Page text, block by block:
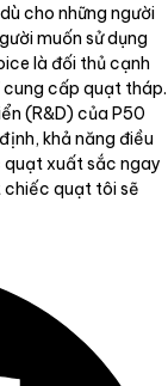
cho những người
muốn sử dụng
là đối thủ cạnh
cung cấp quạt tháp.
(R&D) của P50
khả năng điều
quạt xuất sắc ngay
chiếc quạt tôi sẽ